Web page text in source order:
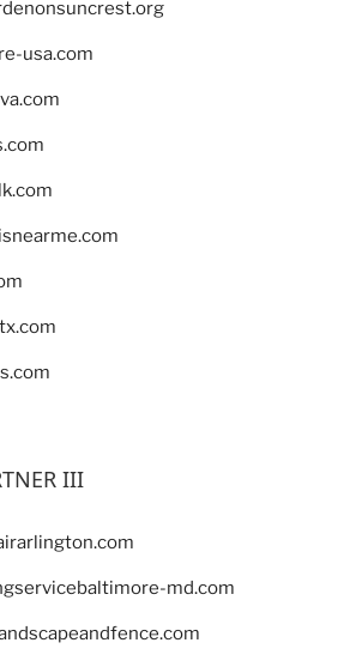
usa.com
III
md.com